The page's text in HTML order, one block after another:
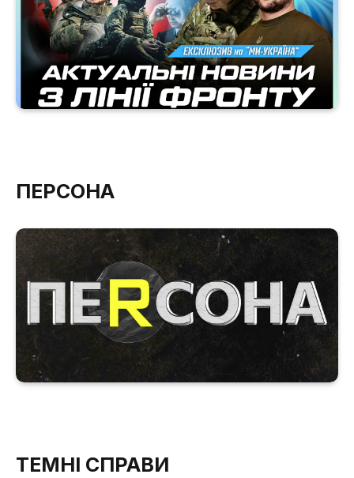
ПЕРСОНА
ТЕМНІ СПРАВИ